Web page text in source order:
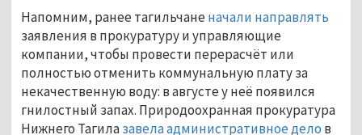
Напомним, ранее тагильчане начали направлять
заявления в прокуратуру и управляющие
компании, чтобы провести перерасчёт или
полностью отменить коммунальную плату за
некачественную воду: в августе у неё появился
гнилостный запах. Природоохранная прокуратура
Нижнего Тагилазавела административное дело в